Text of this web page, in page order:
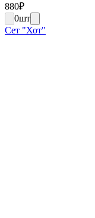
880₽
0шт
Сет "Хот"